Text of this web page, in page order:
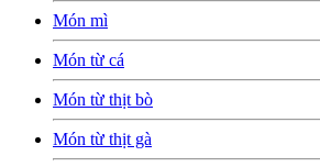
Món mì
Món từ cá
Món từ thịt bò
Món từ thịt gà